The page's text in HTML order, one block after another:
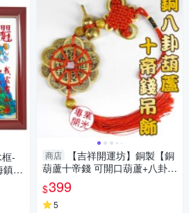
框-
鎮-
商店
【吉祥開運坊】銅製【銅
葫蘆十帝錢 可開口葫蘆+八卦十
帝錢 將煞氣轉為財氣 】開光 擇
日
$399
5